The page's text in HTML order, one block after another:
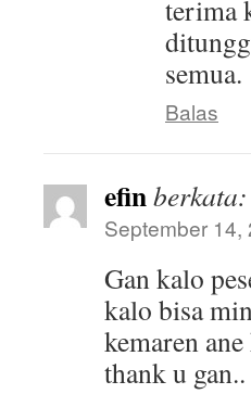
terima
semua.
Balas
efinberkata:
September 14,
Gan kalo
kalo bisa
kemaren
thank u gan..